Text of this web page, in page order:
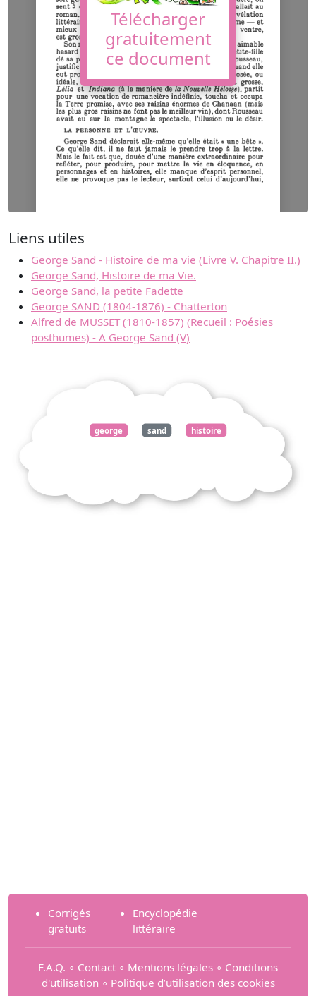
Télécharger
gratuitement
ce document
Liens utiles
George Sand - Histoire de ma vie (Livre V. Chapitre II.)
George Sand, Histoire de ma Vie.
George Sand, la petite Fadette
George SAND (1804-1876) - Chatterton
Alfred de MUSSET (1810-1857) (Recueil : Poésies
posthumes) - A George Sand (V)
george sand histoire
Corrigés
gratuits
Encyclopédie
littéraire
F.A.Q. ∘ Contact ∘ Mentions légales ∘ Conditions
d'utilisation ∘ Politique d’utilisation des cookies